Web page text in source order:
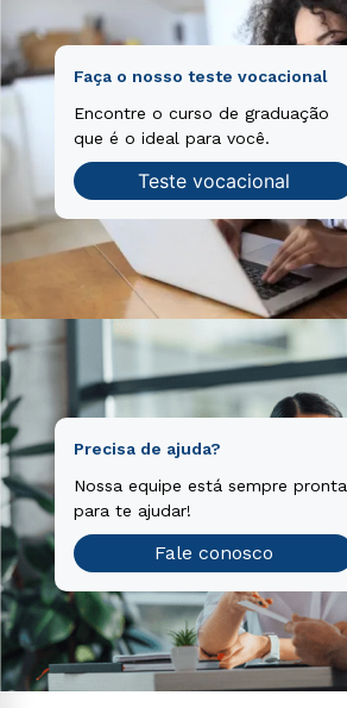
Faça o nosso teste vocacional
Encontre o curso de graduação
que é o ideal para você.
Teste vocacional
Precisa de ajuda?
Nossa equipe está sempre pronta
para te ajudar!
Fale conosco